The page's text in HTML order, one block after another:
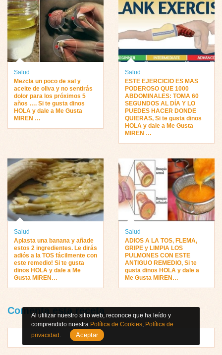
Salud
Mezcla un poco de sal y
aceite de oliva y no sentirás
dolor para los próximos 5
años …. Si te gusta dinos
HOLA y dale a Me Gusta
MIREN …
Salud
ESTE EJERCICIO ES MAS
PODEROSO QUE 1000
ABDOMINALES: TOMA 60
SEGUNDOS AL DÍA Y LO
PUEDES HACER DONDE
QUIERAS, Si te gusta dinos
HOLA y dale a Me Gusta
MIREN …
Salud
Aplasta una banana y añade
estos 2 ingredientes. Le dirás
adiós a la TOS fácilmente con
este remedio! Si te gusta
dinos HOLA y dale a Me
Gusta MIREN…
Salud
ADIOS A LA TOS, FLEMA,
GRIPE y LIMPIA LOS
PULMONES CON ESTE
ANTIGUO REMEDIO, Si te
gusta dinos HOLA y dale a
Me Gusta MIREN…
Comenta esta receta
Al utilizar nuestro sitio web, reconoce que ha leído y
comprendido nuestra Política de Cookies, Política de
privacidad . Aceptar